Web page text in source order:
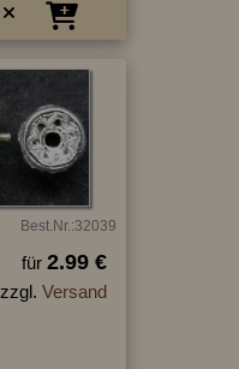
Best.Nr.:32039
für 2.99 €
zzgl. Versand